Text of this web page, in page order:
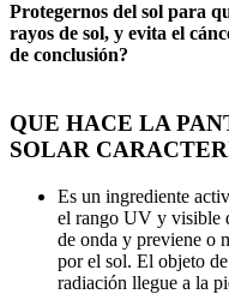
Protegernos del sol para
rayos de sol, y evita el
de conclusión?
QUE HACE LA
SOLAR
Es un ingrediente
el rango UV y visible
de onda y previene o
por el sol. El objeto
radiación llegue a la